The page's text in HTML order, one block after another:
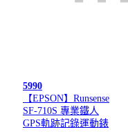
5990
【EPSON】Runsense
SF-710S 專業鐵人
GPS軌跡記錄運動錶